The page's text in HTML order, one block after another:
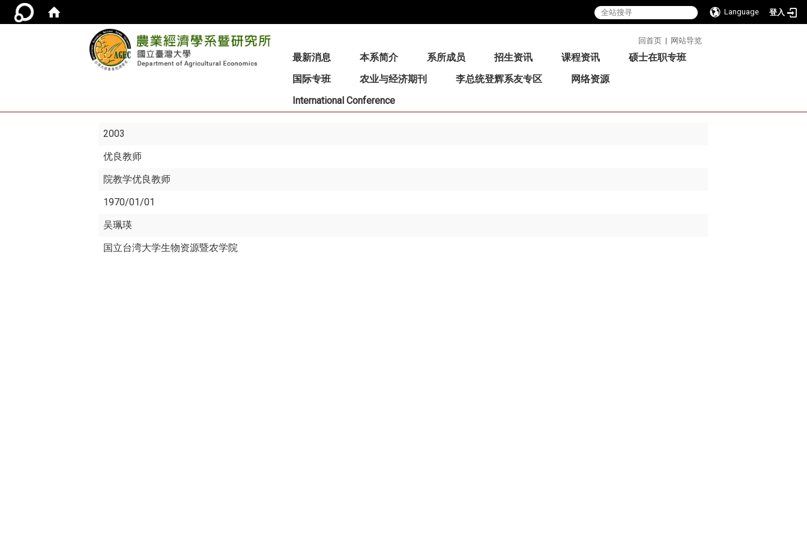
Language 登入
回首页 | 网站导览
最新消息 本系简介 系所成员 招生资讯 课程资讯
硕士在职专班
国际专班
农业与经济期刊 李总统登辉系友专区
网络资源
International Conference
2003
优良教师
院教学优良教师
1970/01/01
吴珮瑛
国立台湾大学生物资源暨农学院